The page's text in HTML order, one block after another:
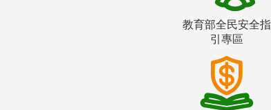
教育部全民安全指
引專區